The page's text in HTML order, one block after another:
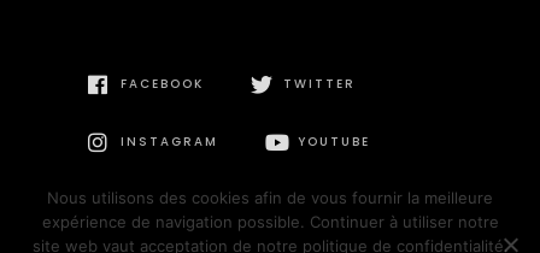
FACEBOOK TWITTER
INSTAGRAM YOUTUBE
Nous utilisons des cookies afin de vous fournir la meilleure
expérience de navigation possible. Continuer à utiliser notre
site web vaut acceptation de notre politique de confidentialité.